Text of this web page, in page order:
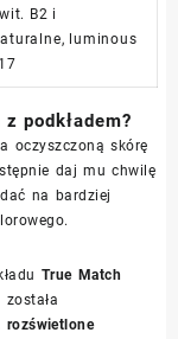
B2 i
luminous
podkładem?
oczyszczoną skórę
daj mu chwilę
na bardziej
True Match
została
rozświetlone